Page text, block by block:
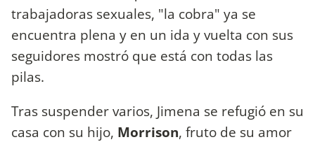
trabajadoras sexuales, "la cobra" ya se
encuentra plena y en un ida y vuelta con sus
seguidores mostró que está con todas las
pilas.
Tras suspender varios, Jimena se refugió en su
casa con su hijo, Morrison, fruto de su amor